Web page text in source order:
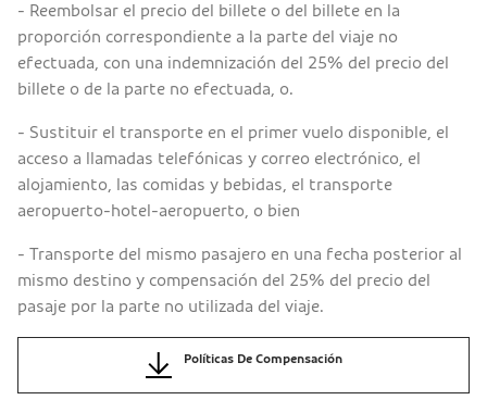
- Reembolsar el precio del billete o del billete en la
proporción correspondiente a la parte del viaje no
efectuada, con una indemnización del 25% del precio del
billete o de la parte no efectuada, o.
- Sustituir el transporte en el primer vuelo disponible, el
acceso a llamadas telefónicas y correo electrónico, el
alojamiento, las comidas y bebidas, el transporte
aeropuerto-hotel-aeropuerto, o bien
- Transporte del mismo pasajero en una fecha posterior al
mismo destino y compensación del 25% del precio del
pasaje por la parte no utilizada del viaje.
Políticas De Compensación